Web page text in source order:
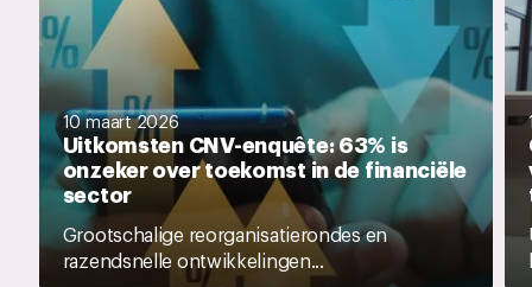
10 maart 2026
Uitkomsten CNV-enquête: 63% is
onzeker over toekomst in de financiële
sector
Grootschalige reorganisatierondes en
razendsnelle ontwikkelingen...